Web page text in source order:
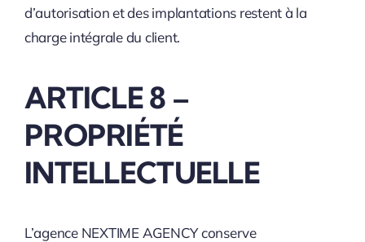
d’autorisation et des implantations restent à la
charge intégrale du client.
ARTICLE 8 –
PROPRIÉTÉ
INTELLECTUELLE
L’agence NEXTIME AGENCY conserve